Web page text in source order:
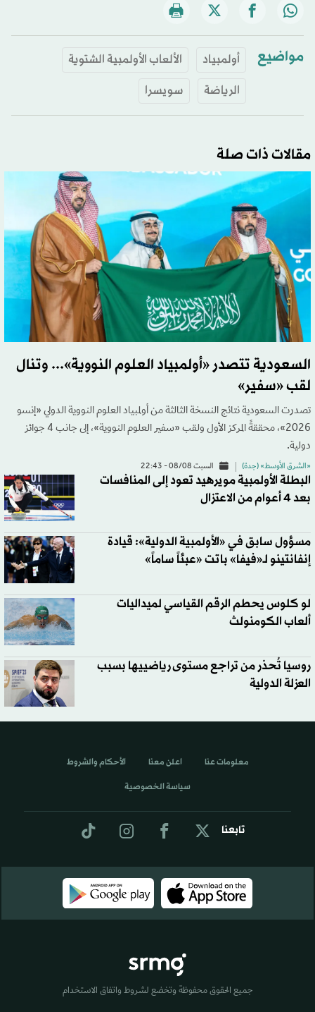
مواضيع أولمبياد
الألعاب الأولمبية الشتوية
الرياضة
سويسرا
مقالات ذات صلة
السعودية تتصدر «أولمبياد العلوم النووية»... وتنال
لقب «سفير»
تصدرت السعودية نتائج النسخة الثالثة من أولمبياد العلوم النووية الدولي «إنسو
2026»، محققةً المركز الأول ولقب «سفير العلوم النووية»، إلى جانب 4 جوائز
دولية.
«الشرق الأوسط» (جدة) السبت 08/08 - 22:43
البطلة الأولمبية مويرهيد تعود إلى المنافسات
بعد 4 أعوام من الاعتزال
مسؤول سابق في «الأولمبية الدولية»: قيادة
إنفانتينو لـ«فيفا» باتت «عبئاً ساماً»
لو كلوس يحطم الرقم القياسي لميداليات
ألعاب الكومنولث
روسيا تُحذر من تراجع مستوى رياضييها بسبب
العزلة الدولية
تابعنا
معلومات عنا اعلن معنا الأحكام والشروط
سياسة الخصوصية
جميع الحقوق محفوظة وتخضع لشروط واتفاق الاستخدام